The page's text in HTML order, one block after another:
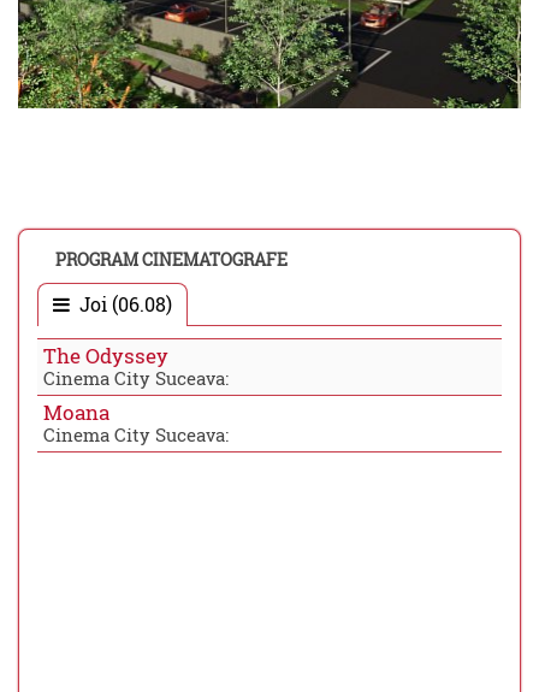
PROGRAM CINEMATOGRAFE
Joi (06.08)
The Odyssey
Cinema City Suceava:
Moana
Cinema City Suceava: